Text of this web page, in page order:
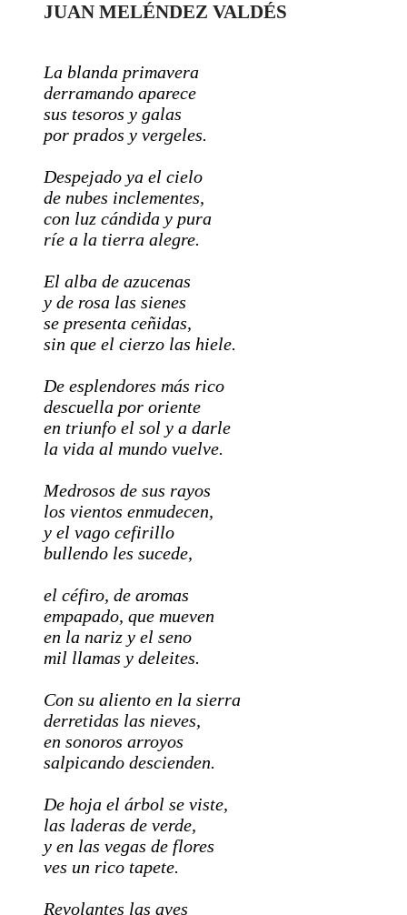
JUAN MELÉNDEZ VALDÉS
La blanda primavera
derramando aparece
sus tesoros y galas
por prados y vergeles.
Despejado ya el cielo
de nubes inclementes,
con luz cándida y pura
ríe a la tierra alegre.
El alba de azucenas
y de rosa las sienes
se presenta ceñidas,
sin que el cierzo las hiele.
De esplendores más rico
descuella por oriente
en triunfo el sol y a darle
la vida al mundo vuelve.
Medrosos de sus rayos
los vientos enmudecen,
y el vago cefirillo
bullendo les sucede,
el céfiro, de aromas
empapado, que mueven
en la nariz y el seno
mil llamas y deleites.
Con su aliento en la sierra
derretidas las nieves,
en sonoros arroyos
salpicando descienden.
De hoja el árbol se viste,
las laderas de verde,
y en las vegas de flores
ves un rico tapete.
Revolantes las aves